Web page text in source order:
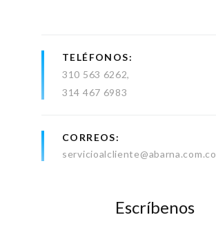
TELÉFONOS
310 563 6262
314 467 6983
CORREOS
servicioalcliente@abarna.com.co
Escríbenos